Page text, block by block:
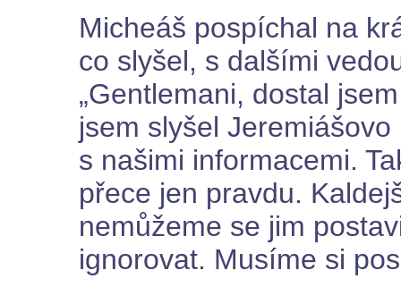
Micheáš pospíchal na
co slyšel, s dalšími
„Gentlemani, dostal
jsem slyšel
s našimi informacemi.
přece jen pravdu.
nemůžeme se jim
ignorovat. Musíme si